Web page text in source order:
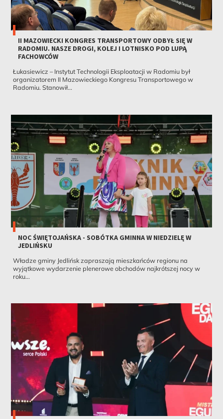
II MAZOWIECKI KONGRES TRANSPORTOWY ODBYŁ SIĘ W
RADOMIU. NASZE DROGI, KOLEJ I LOTNISKO POD LUPĄ
FACHOWCÓW
Łukasiewicz – Instytut Technologii Eksploatacji w Radomiu był
organizatorem II Mazowieckiego Kongresu Transportowego w
Radomiu. Stanowił...
NOC ŚWIĘTOJAŃSKA - SOBÓTKA GMINNA W NIEDZIELĘ W
JEDLIŃSKU
Władze gminy Jedlińsk zapraszają mieszkańców regionu na
wyjątkowe wydarzenie plenerowe obchodów najkrótszej nocy w
roku...